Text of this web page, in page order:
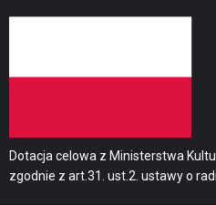
Dotacja celowa z Ministerstwa
zgodnie z art.31. ust.2. ustawy o